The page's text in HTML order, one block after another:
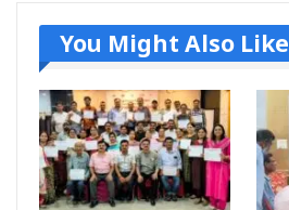
You Might Also Like